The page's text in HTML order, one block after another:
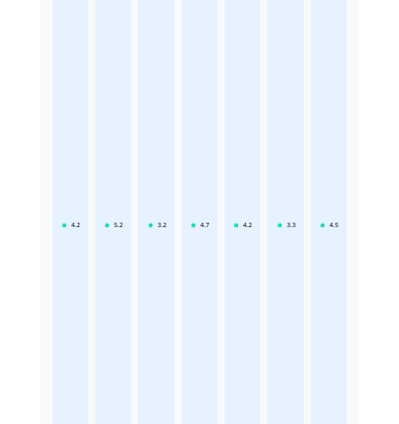
4.2 5.2 3.2 4.7 4.2 3.3 4.5